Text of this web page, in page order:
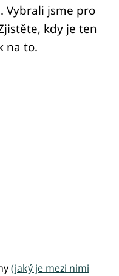
Vybrali jsme pro
kdy je ten
na to.
(jaký je mezi nimi